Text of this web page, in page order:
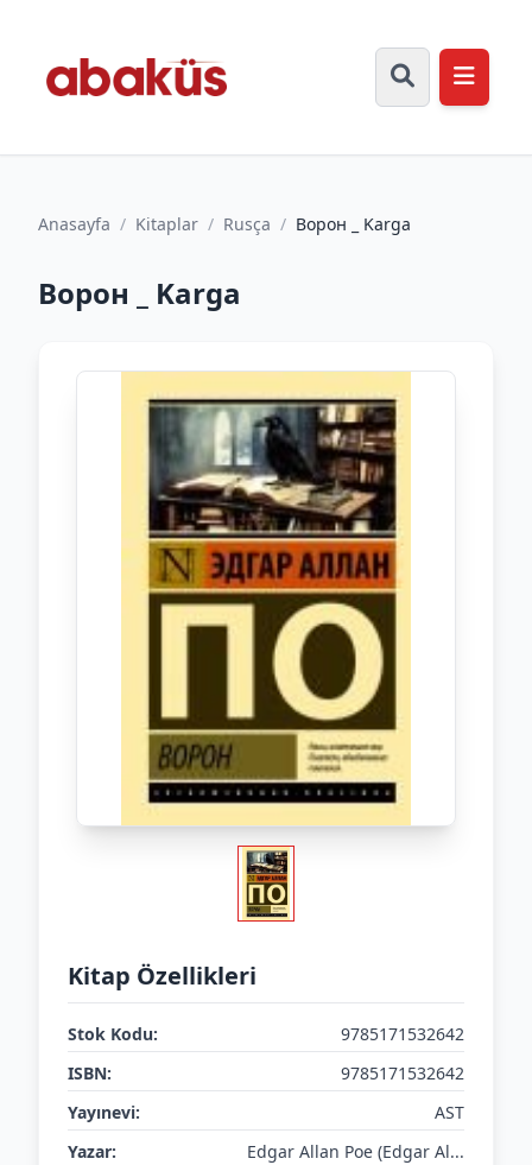
Anasayfa / Kitaplar / Rusça / Ворон _ Karga
Ворон _ Karga
Kitap Özellikleri
Stok Kodu:
9785171532642
ISBN:
9785171532642
Yayınevi:
AST
Yazar:
Edgar Allan Poe (Edgar Al...